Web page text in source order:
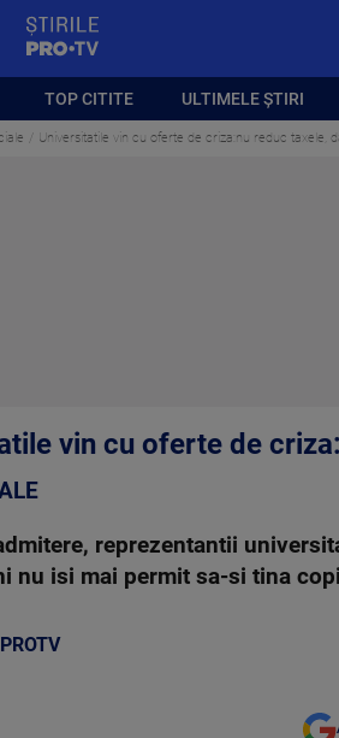
TOP CITITE ULTIMELE ȘTIRI
Universitatile vin cu oferte de criza:nu reduc taxele,
vin cu oferte de
reprezentantii
nu isi mai permit sa-si tina